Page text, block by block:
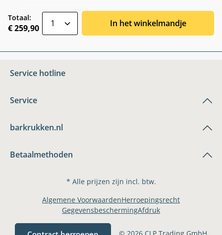
Totaal:
€ 259,90 In het winkelmandje
Service hotline
Service
barkrukken.nl
Betaalmethoden
* Alle prijzen zijn incl. btw.
Algemene VoorwaardenHerroepingsrecht
GegevensbeschermingAfdruk